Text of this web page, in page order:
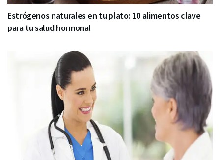
Estrógenos naturales en tu plato: 10 alimentos clave
para tu salud hormonal